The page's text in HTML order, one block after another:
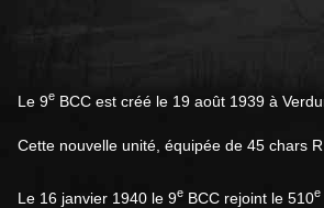
Le 9e BCC est créé le 19 août 1939 à
Cette nouvelle unité, équipée de 45 chars
Le 16 janvier 1940 le 9e BCC rejoint le 510e